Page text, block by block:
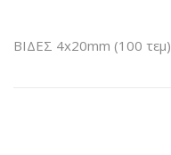
ΒΙΔΕΣ 4x20mm (100 τεμ)